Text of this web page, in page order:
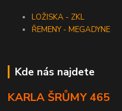
LOŽISKA - ZKL
ŘEMENY - MEGADYNE
Kde nás najdete
KARLA ŠRŮMY 465